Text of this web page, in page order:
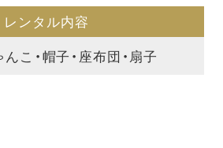
レンタル内容
こ・帽子・座布団・扇子